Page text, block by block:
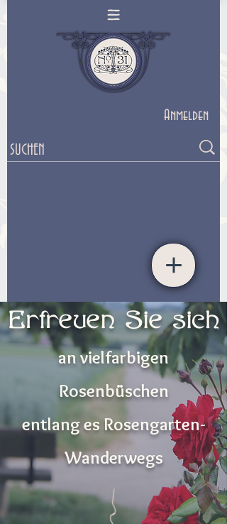
Anmelden
Erfreuen Sie sich
an vielfarbigen
Rosenbüschen
entlang es Rosengarten-
Wanderwegs